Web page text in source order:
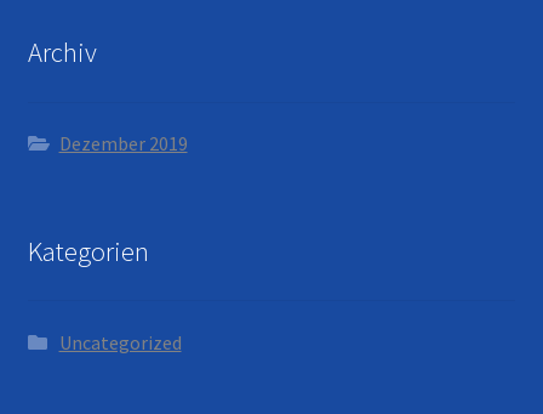
Archiv
Dezember 2019
Kategorien
Uncategorized